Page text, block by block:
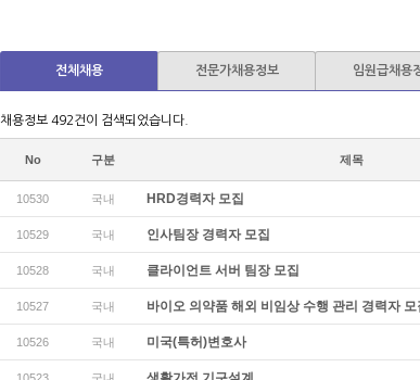
전체채용 전문가채용정보 임원급채용
채용정보 492건이 검색되었습니다.
No 구분 제목
10530 국내 HRD경력자 모집
10529 국내 인사팀장 경력자 모집
10528 국내 클라이언트 서버 팀장 모집
10527 국내 바이오 의약품 해외 비임상 수행 관리 경력자 모
10526 국내 미국(특허)변호사